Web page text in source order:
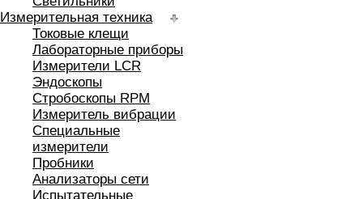
Измерительная техника
Токовые клещи
Лабораторные приборы
Измерители LCR
Эндоскопы
Стробоскопы RPM
Измеритель вибрации
Специальные
измерители
Пробники
Анализаторы сети
Испытательные